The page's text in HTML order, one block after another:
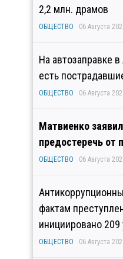
2,2 млн. драмов
ОБЩЕСТВО 06 Августа
На автозаправке
есть
ОБЩЕСТВО 06 Августа
Матвиенко
предостеречь от
ОБЩЕСТВО 06 Августа
фактам
инициировано
ОБЩЕСТВО 06 Августа